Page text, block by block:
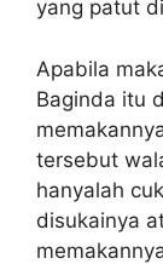
yang patut
Apabila
Baginda itu
tersebut
hanyalah
disukainya